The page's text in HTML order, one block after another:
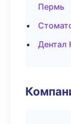
Пермь
Дентал